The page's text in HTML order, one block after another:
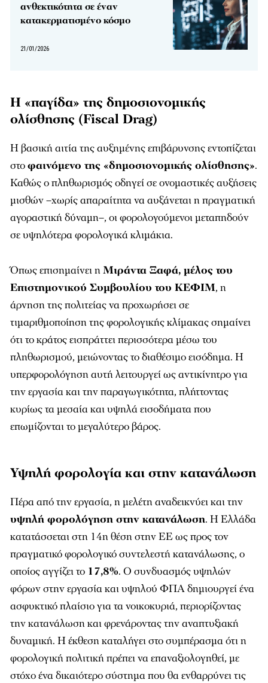
ανθεκτικότητα σε έναν
κατακερματισμένο κόσμο
21/01/2026
Η «παγίδα» της δημοσιονομικής
ολίσθησης (Fiscal Drag)
Η βασική αιτία της αυξημένης επιβάρυνσης εντοπίζεται
στοφαινόμενο της «δημοσιονομικής ολίσθησης».
Καθώς ο πληθωρισμός οδηγεί σε ονομαστικές αυξήσεις
μισθών –χωρίς απαραίτητα να αυξάνεται η πραγματική
αγοραστική δύναμη–, οι φορολογούμενοι μεταπηδούν
σε υψηλότερα φορολογικά κλιμάκια.
Όπως επισημαίνει ηΜιράντα Ξαφά, μέλος του
Επιστημονικού Συμβουλίου του ΚΕΦΙΜ, η
άρνηση της πολιτείας να προχωρήσει σε
τιμαριθμοποίηση της φορολογικής κλίμακας σημαίνει
ότι το κράτος εισπράττει περισσότερα μέσω του
πληθωρισμού, μειώνοντας το διαθέσιμο εισόδημα. Η
υπερφορολόγηση αυτή λειτουργεί ως αντικίνητρο για
την εργασία και την παραγωγικότητα, πλήττοντας
κυρίως τα μεσαία και υψηλά εισοδήματα που
επωμίζονται το μεγαλύτερο βάρος.
Υψηλή φορολογία και στην κατανάλωση
Πέρα από την εργασία, η μελέτη αναδεικνύει και την
υψηλή φορολόγηση στην κατανάλωση. Η Ελλάδα
κατατάσσεται στη 14η θέση στην ΕΕ ως προς τον
πραγματικό φορολογικό συντελεστή κατανάλωσης, ο
οποίος αγγίζει το 17,8%. Ο συνδυασμός υψηλών
φόρων στην εργασία και υψηλού ΦΠΑ δημιουργεί ένα
ασφυκτικό πλαίσιο για τα νοικοκυριά, περιορίζοντας
την κατανάλωση και φρενάροντας την αναπτυξιακή
δυναμική. Η έκθεση καταλήγει στο συμπέρασμα ότι η
φορολογική πολιτική πρέπει να επαναξιολογηθεί, με
στόχο ένα δικαιότερο σύστημα που θα ενθαρρύνει τις